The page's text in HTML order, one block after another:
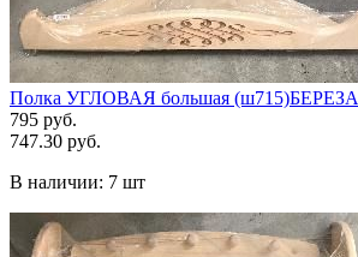
Полка УГЛОВАЯ большая (ш715)БЕРЕЗА
795 руб.
747.30 руб.
В наличии: 7 шт